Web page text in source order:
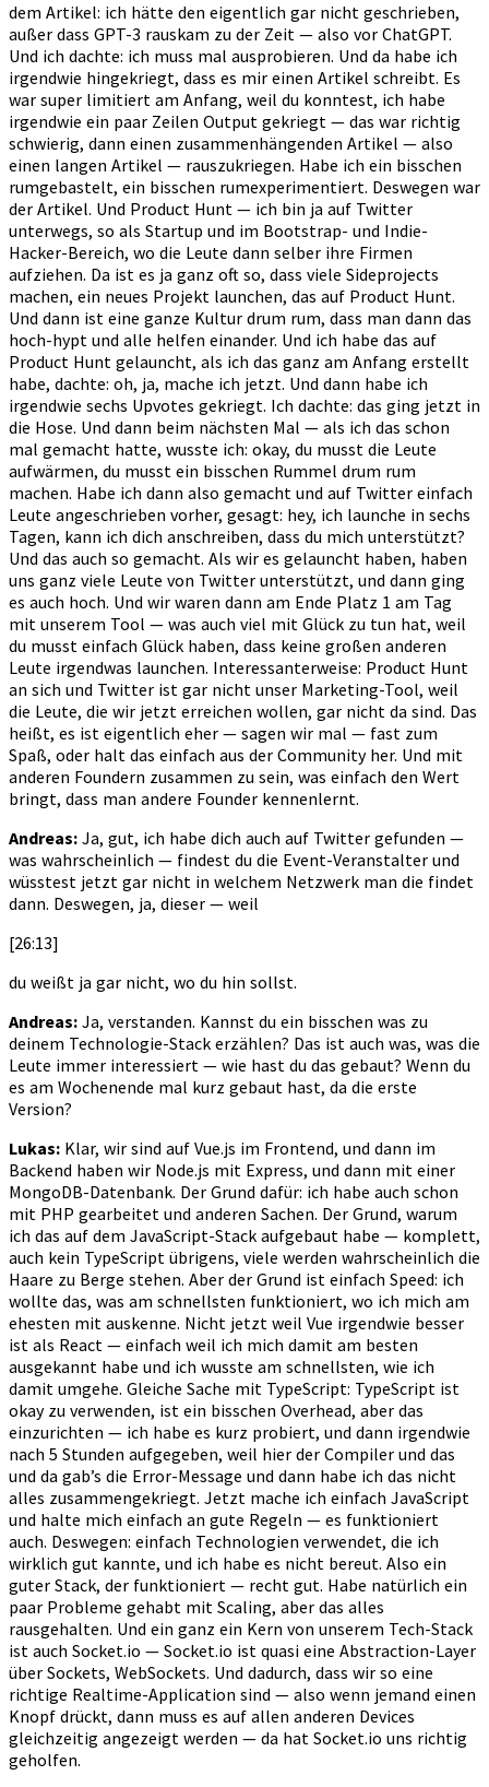
dem Artikel: ich hätte den eigentlich gar nicht geschrieben,
außer dass GPT-3 rauskam zu der Zeit — also vor ChatGPT.
Und ich dachte: ich muss mal ausprobieren. Und da habe ich
irgendwie hingekriegt, dass es mir einen Artikel schreibt. Es
war super limitiert am Anfang, weil du konntest, ich habe
irgendwie ein paar Zeilen Output gekriegt — das war richtig
schwierig, dann einen zusammenhängenden Artikel — also
einen langen Artikel — rauszukriegen. Habe ich ein bisschen
rumgebastelt, ein bisschen rumexperimentiert. Deswegen war
der Artikel. Und Product Hunt — ich bin ja auf Twitter
unterwegs, so als Startup und im Bootstrap- und Indie-
Hacker-Bereich, wo die Leute dann selber ihre Firmen
aufziehen. Da ist es ja ganz oft so, dass viele Sideprojects
machen, ein neues Projekt launchen, das auf Product Hunt.
Und dann ist eine ganze Kultur drum rum, dass man dann das
hoch-hypt und alle helfen einander. Und ich habe das auf
Product Hunt gelauncht, als ich das ganz am Anfang erstellt
habe, dachte: oh, ja, mache ich jetzt. Und dann habe ich
irgendwie sechs Upvotes gekriegt. Ich dachte: das ging jetzt in
die Hose. Und dann beim nächsten Mal — als ich das schon
mal gemacht hatte, wusste ich: okay, du musst die Leute
aufwärmen, du musst ein bisschen Rummel drum rum
machen. Habe ich dann also gemacht und auf Twitter einfach
Leute angeschrieben vorher, gesagt: hey, ich launche in sechs
Tagen, kann ich dich anschreiben, dass du mich unterstützt?
Und das auch so gemacht. Als wir es gelauncht haben, haben
uns ganz viele Leute von Twitter unterstützt, und dann ging
es auch hoch. Und wir waren dann am Ende Platz 1 am Tag
mit unserem Tool — was auch viel mit Glück zu tun hat, weil
du musst einfach Glück haben, dass keine großen anderen
Leute irgendwas launchen. Interessanterweise: Product Hunt
an sich und Twitter ist gar nicht unser Marketing-Tool, weil
die Leute, die wir jetzt erreichen wollen, gar nicht da sind. Das
heißt, es ist eigentlich eher — sagen wir mal — fast zum
Spaß, oder halt das einfach aus der Community her. Und mit
anderen Foundern zusammen zu sein, was einfach den Wert
bringt, dass man andere Founder kennenlernt.
Andreas: Ja, gut, ich habe dich auch auf Twitter gefunden —
was wahrscheinlich — findest du die Event-Veranstalter und
wüsstest jetzt gar nicht in welchem Netzwerk man die findet
dann. Deswegen, ja, dieser — weil
[26:13]
du weißt ja gar nicht, wo du hin sollst.
Andreas: Ja, verstanden. Kannst du ein bisschen was zu
deinem Technologie-Stack erzählen? Das ist auch was, was die
Leute immer interessiert — wie hast du das gebaut? Wenn du
es am Wochenende mal kurz gebaut hast, da die erste
Version?
Lukas: Klar, wir sind auf Vue.js im Frontend, und dann im
Backend haben wir Node.js mit Express, und dann mit einer
MongoDB-Datenbank. Der Grund dafür: ich habe auch schon
mit PHP gearbeitet und anderen Sachen. Der Grund, warum
ich das auf dem JavaScript-Stack aufgebaut habe — komplett,
auch kein TypeScript übrigens, viele werden wahrscheinlich die
Haare zu Berge stehen. Aber der Grund ist einfach Speed: ich
wollte das, was am schnellsten funktioniert, wo ich mich am
ehesten mit auskenne. Nicht jetzt weil Vue irgendwie besser
ist als React — einfach weil ich mich damit am besten
ausgekannt habe und ich wusste am schnellsten, wie ich
damit umgehe. Gleiche Sache mit TypeScript: TypeScript ist
okay zu verwenden, ist ein bisschen Overhead, aber das
einzurichten — ich habe es kurz probiert, und dann irgendwie
nach 5 Stunden aufgegeben, weil hier der Compiler und das
und da gab’s die Error-Message und dann habe ich das nicht
alles zusammengekriegt. Jetzt mache ich einfach JavaScript
und halte mich einfach an gute Regeln — es funktioniert
auch. Deswegen: einfach Technologien verwendet, die ich
wirklich gut kannte, und ich habe es nicht bereut. Also ein
guter Stack, der funktioniert — recht gut. Habe natürlich ein
paar Probleme gehabt mit Scaling, aber das alles
rausgehalten. Und ein ganz ein Kern von unserem Tech-Stack
ist auch Socket.io — Socket.io ist quasi eine Abstraction-Layer
über Sockets, WebSockets. Und dadurch, dass wir so eine
richtige Realtime-Application sind — also wenn jemand einen
Knopf drückt, dann muss es auf allen anderen Devices
gleichzeitig angezeigt werden — da hat Socket.io uns richtig
geholfen.